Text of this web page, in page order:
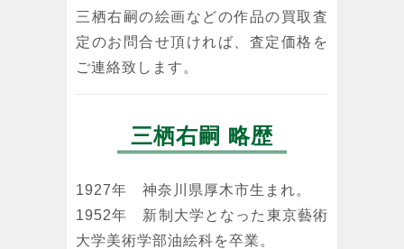
三栖右嗣の絵画などの作品の買取査
定のお問合せ頂ければ、査定価格を
ご連絡致します。
三栖右嗣 略歴
1927年 神奈川県厚木市生まれ。
1952年 新制大学となった東京藝術
大学美術学部油絵科を卒業。